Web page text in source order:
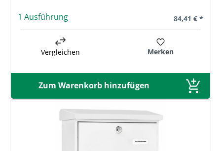
1 Ausführung Regulärer
84,41 € *
Vergleichen Merken
Zum Warenkorb hinzufügen